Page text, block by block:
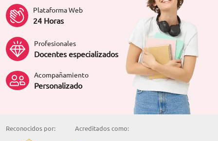
Plataforma Web
24 Horas
Profesionales
Docentes especializados
Acompañamiento
Personalizado
Reconocidos por: Acreditados como: